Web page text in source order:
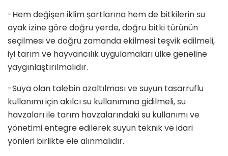
-Hem değişen iklim şartlarına hem de bitkilerin su
ayak izine göre doğru yerde, doğru bitki türünün
seçilmesi ve doğru zamanda ekilmesi teşvik edilmeli,
iyi tarım ve hayvancılık uygulamaları ülke geneline
yaygınlaştırılmalıdır.
-Suya olan talebin azaltılması ve suyun tasarruflu
kullanımı için akılcı su kullanımına gidilmeli, su
havzaları ile tarım havzalarındaki su kullanımı ve
yönetimi entegre edilerek suyun teknik ve idari
yönleri birlikte ele alınmalıdır.